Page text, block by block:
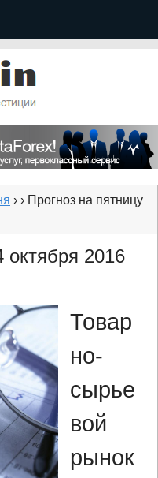
› › Прогноз на пятницу
октября 2016
Товар
но-
сырье
вой
рынок